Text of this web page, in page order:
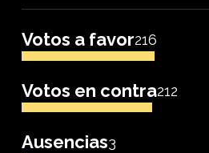
Votos a favor216
Votos en contra212
Ausencias3